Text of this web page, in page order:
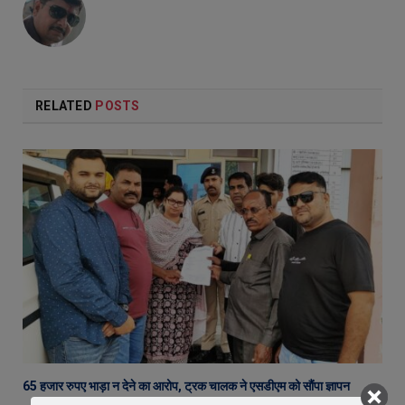
RELATED POSTS
65 हजार रुपए भाड़ा न देने का आरोप, ट्रक चालक ने एसडीएम को सौंपा ज्ञापन